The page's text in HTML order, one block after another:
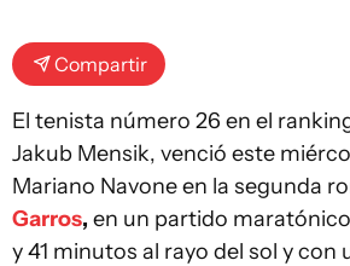
Compartir
El tenista número 26 en el
Jakub Mensik, venció este
Mariano Navone en la segunda
Garros, en un partido
y 41 minutos al rayo del sol y con